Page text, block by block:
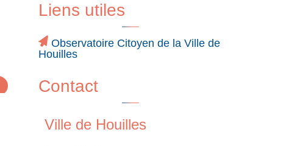
Liens utiles
Observatoire Citoyen de la Ville de
Houilles
Contact
Ville de Houilles